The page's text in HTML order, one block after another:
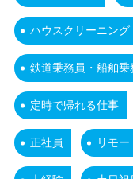
ハウスクリーニング
鉄道乗務員・船舶乗
定時で帰れる仕事
正社員 リモ